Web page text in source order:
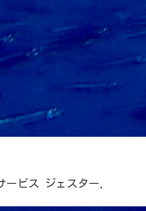
ービス ジェスター.